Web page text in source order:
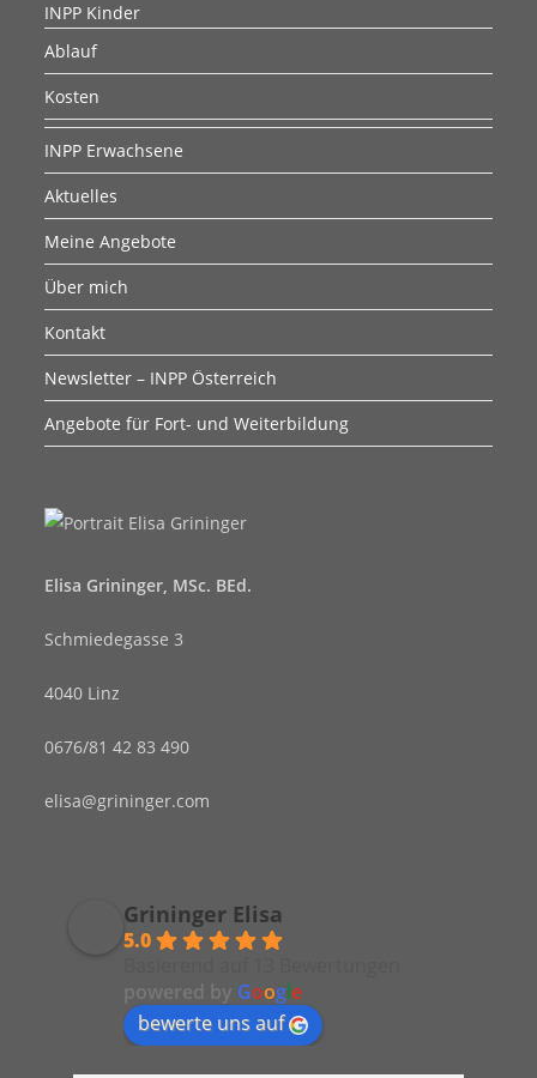
INPP Kinder
Ablauf
Kosten
INPP Erwachsene
Aktuelles
Meine Angebote
Über mich
Kontakt
Newsletter – INPP Österreich
Angebote für Fort- und Weiterbildung
Elisa Grininger, MSc. BEd.
Schmiedegasse 3
4040 Linz
0676/81 42 83 490
elisa@grininger.com
Grininger Elisa
5.0
powered by Google
bewerte uns auf